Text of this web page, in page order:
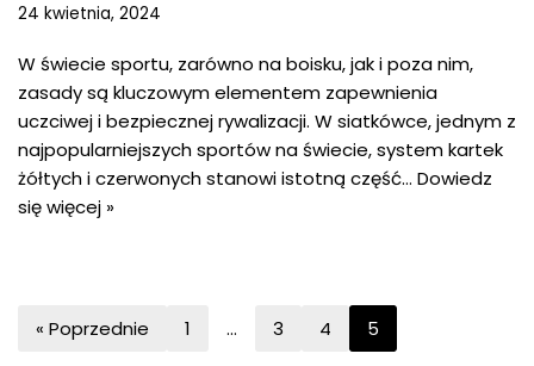
24 kwietnia, 2024
W świecie sportu, zarówno na boisku, jak i poza nim,
zasady są kluczowym elementem zapewnienia
uczciwej i bezpiecznej rywalizacji. W siatkówce, jednym z
najpopularniejszych sportów na świecie, system kartek
żółtych i czerwonych stanowi istotną część… Dowiedz
się więcej »
« Poprzednie 1 … 3 4 5